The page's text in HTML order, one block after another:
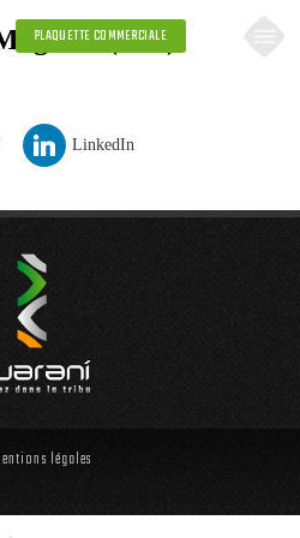
PLAQUETTE COMMERCIALE
(F/H)
LinkedIn
légales